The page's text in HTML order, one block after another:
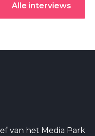
Alle interviews
van het Media Park